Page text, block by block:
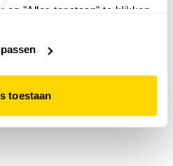
op "Alles toestaan" te klikken.
toestaan